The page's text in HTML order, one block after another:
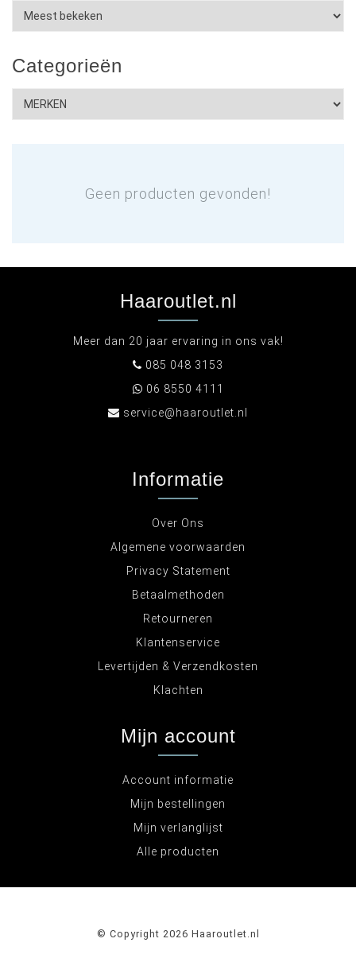
Categorieën
Geen producten gevonden!
Haaroutlet.nl
Meer dan 20 jaar ervaring in ons vak!
085 048 3153
06 8550 4111
service@haaroutlet.nl
Informatie
Over Ons
Algemene voorwaarden
Privacy Statement
Betaalmethoden
Retourneren
Klantenservice
Levertijden & Verzendkosten
Klachten
Mijn account
Account informatie
Mijn bestellingen
Mijn verlanglijst
Alle producten
© Copyright 2026 Haaroutlet.nl